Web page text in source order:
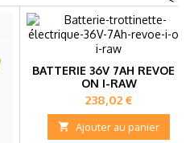
BATTERIE 36V 7AH REVOE I-
ON I-RAW
Prix
238,02 €
 Ajouter au panier